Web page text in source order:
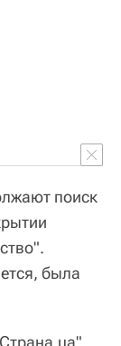
поиск
была